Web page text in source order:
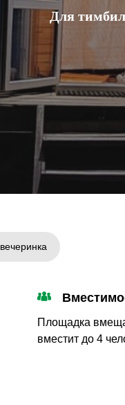
Для
Площадка
вместит до 4